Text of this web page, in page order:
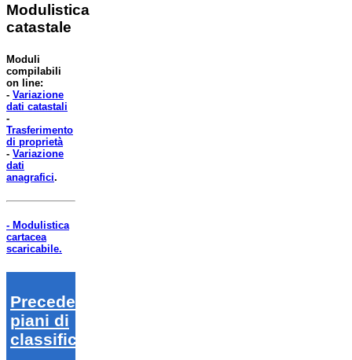
Modulistica
catastale
Moduli
compilabili
on line:
- Variazione
dati catastali
-
Trasferimento
di proprietà
- Variazione
dati
anagrafici.
- Modulistica
cartacea
scaricabile.
Precedenti
piani di
classifica